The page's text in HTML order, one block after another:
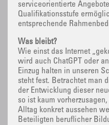
serviceorientierte
Qualifikationsstufe
entsprechende
Was bleibt?
Wie einst das Internet
wird auch ChatGPT oder
Einzug halten in unseren
steht fest. Betrachtet man
der Entwicklung dieser
so ist kaum
Alltag konkret aussehen
Beteiligten beruflicher